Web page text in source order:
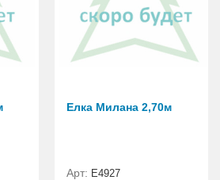
Елка Милана 2,70м
Арт: Е4927